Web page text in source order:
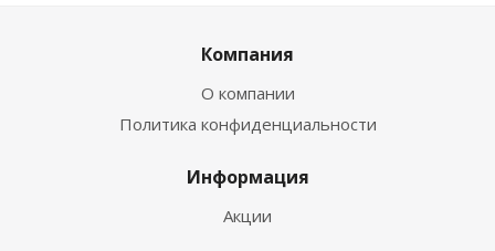
Компания
О компании
Политика конфиденциальности
Информация
Акции